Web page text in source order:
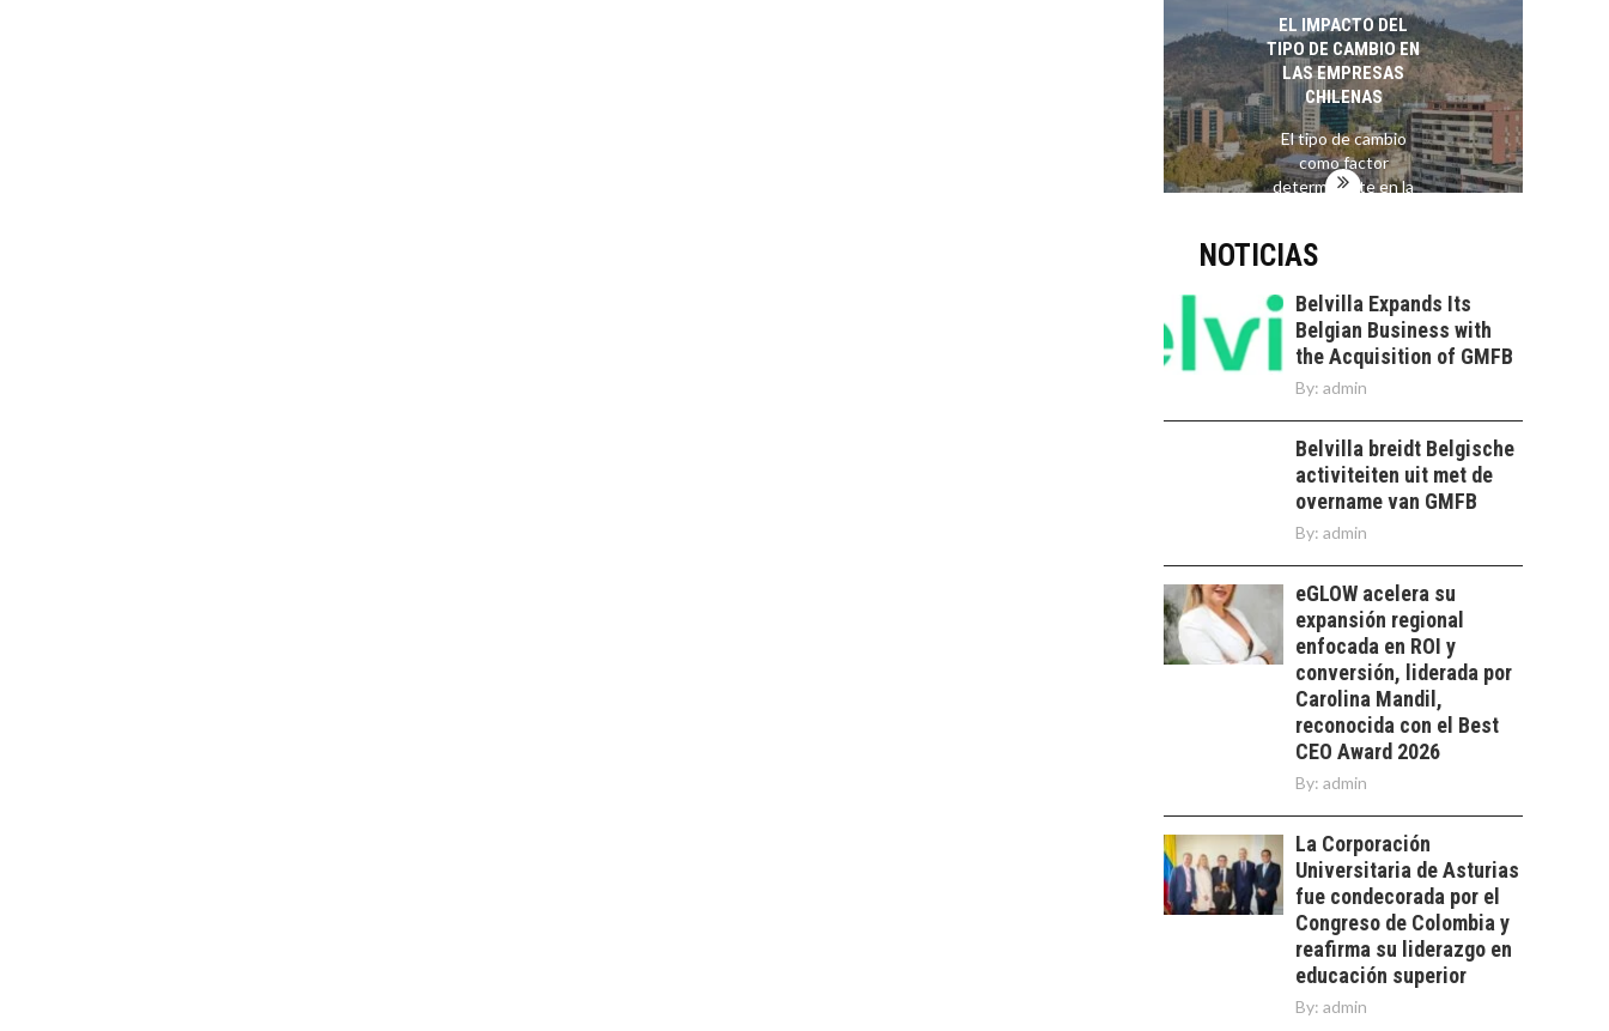
innovación para
startups…
EL IMPACTO DEL
TIPO DE CAMBIO EN
LAS EMPRESAS
CHILENAS
El tipo de cambio
como factor
determinante en la
NOTICIAS
Belvilla Expands Its
Belgian Business with
the Acquisition of GMFB
By: admin
Belvilla breidt Belgische
activiteiten uit met de
overname van GMFB
By: admin
eGLOW acelera su
expansión regional
enfocada en ROI y
conversión, liderada por
Carolina Mandil,
reconocida con el Best
CEO Award 2026
By: admin
La Corporación
Universitaria de Asturias
fue condecorada por el
Congreso de Colombia y
reafirma su liderazgo en
educación superior
By: admin